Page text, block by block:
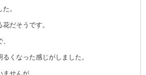
。
だそうです。
くなった感じがしました。
せんが、